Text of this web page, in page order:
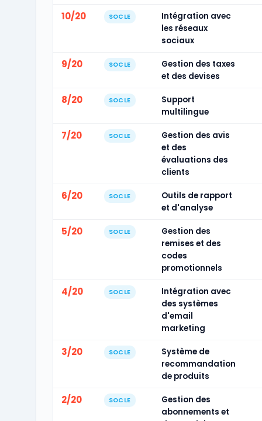
10/20 SOCLE
Intégration avec
les réseaux
sociaux
9/20 SOCLE
Gestion des taxes
et des devises
8/20 SOCLE
Support
multilingue
7/20 SOCLE
Gestion des avis
et des
évaluations des
clients
6/20 SOCLE
Outils de rapport
et d'analyse
5/20 SOCLE
Gestion des
remises et des
codes
promotionnels
4/20 SOCLE
Intégration avec
des systèmes
d'email
marketing
3/20 SOCLE
Système de
recommandation
de produits
2/20 SOCLE
Gestion des
abonnements et